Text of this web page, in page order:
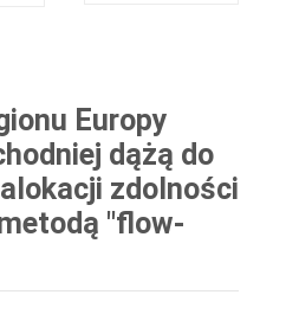
Europy
dążą do
zdolności
"flow-